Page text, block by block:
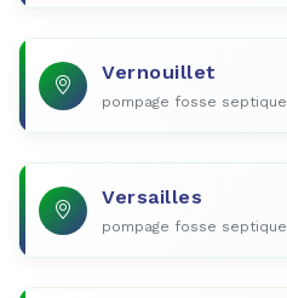
Vernouillet
pompage fosse septique
Versailles
pompage fosse septique